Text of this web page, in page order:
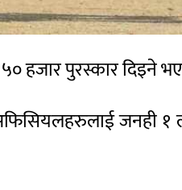
हजार पुरस्कार दिइने
जनही